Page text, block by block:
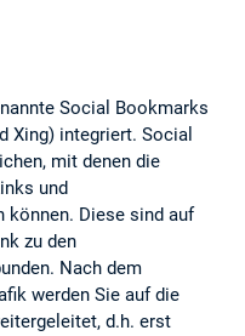
Social Bookmarks
Xing) integriert. Social
mit denen die
und
können. Diese sind auf
zu den
Nach dem
werden Sie auf die
d.h. erst